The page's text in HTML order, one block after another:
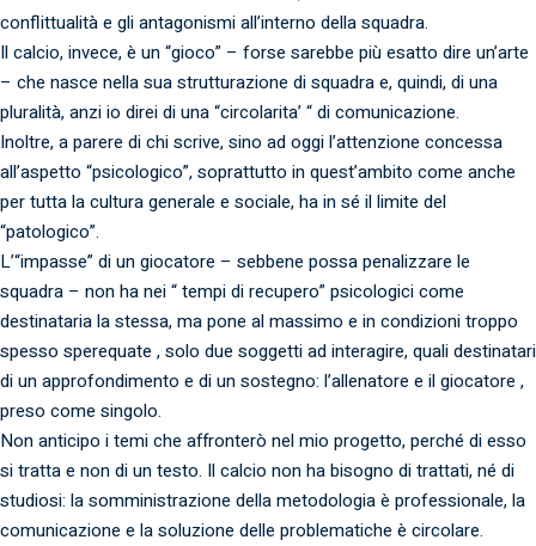
conflittualità e gli antagonismi all’interno della squadra.
Il calcio, invece, è un “gioco” – forse sarebbe più esatto dire un’arte
– che nasce nella sua strutturazione di squadra e, quindi, di una
pluralità, anzi io direi di una “circolarita’ “ di comunicazione.
Inoltre, a parere di chi scrive, sino ad oggi l’attenzione concessa
all’aspetto “psicologico”, soprattutto in quest’ambito come anche
per tutta la cultura generale e sociale, ha in sé il limite del
“patologico”.
L’“impasse” di un giocatore – sebbene possa penalizzare le
squadra – non ha nei “ tempi di recupero” psicologici come
destinataria la stessa, ma pone al massimo e in condizioni troppo
spesso sperequate , solo due soggetti ad interagire, quali destinatari
di un approfondimento e di un sostegno: l’allenatore e il giocatore ,
preso come singolo.
Non anticipo i temi che affronterò nel mio progetto, perché di esso
si tratta e non di un testo. Il calcio non ha bisogno di trattati, né di
studiosi: la somministrazione della metodologia è professionale, la
comunicazione e la soluzione delle problematiche è circolare.